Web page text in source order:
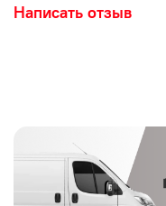
Написать отзыв